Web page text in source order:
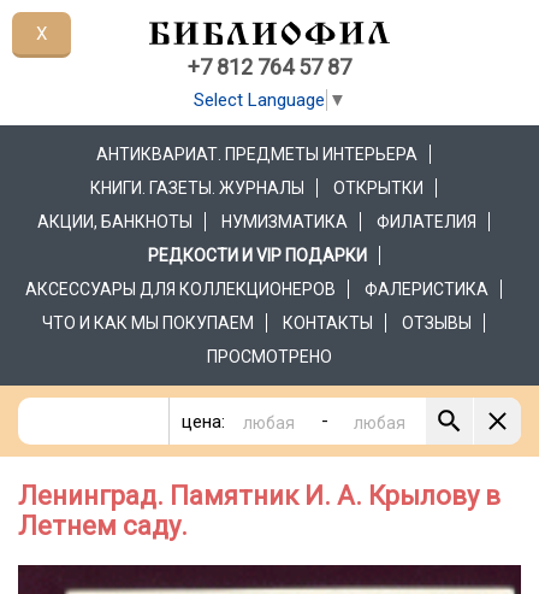
+7 812 764 57 87
Select Language ▼
АНТИКВАРИАТ. ПРЕДМЕТЫ ИНТЕРЬЕРА
КНИГИ. ГАЗЕТЫ. ЖУРНАЛЫ
ОТКРЫТКИ
АКЦИИ, БАНКНОТЫ
НУМИЗМАТИКА
ФИЛАТЕЛИЯ
РЕДКОСТИ И VIP ПОДАРКИ
АКСЕССУАРЫ ДЛЯ КОЛЛЕКЦИОНЕРОВ
ФАЛЕРИСТИКА
ЧТО И КАК МЫ ПОКУПАЕМ
КОНТАКТЫ
ОТЗЫВЫ
ПРОСМОТРЕНО
цена: -
Ленинград. Памятник И. А. Крылову в
Летнем саду.
X